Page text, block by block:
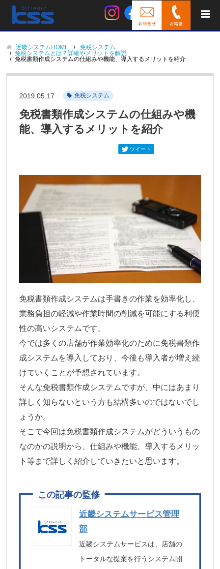
近畿システムHOME
免税システム
免税システムとは？詳細やメリットを解説
免税書類作成システムの仕組みや機能、導入するメリットを紹介
2019.05.17 免税システム
ツイート
免税書類作成システムの仕組みや機
能、導入するメリットを紹介
免税書類作成システムは手書きの作業を効率化し、
業務負担の軽減や作業時間の削減を可能にする利便
性の高いシステムです。
今では多くの店舗が作業効率化のために免税書類作
成システムを導入しており、今後も導入者が増え続
けていくことが予想されています。
そんな免税書類作成システムですが、中にはあまり
詳しく知らないという方も結構多いのではないでし
ょうか。
そこで今回は免税書類作成システムがどういうもの
なのかの説明から、仕組みや機能、導入するメリッ
ト等まで詳しく紹介していきたいと思います。
近畿システムサービス管理
部
近畿システムサービスは、店舗の
トータルな提案を行うシステム開